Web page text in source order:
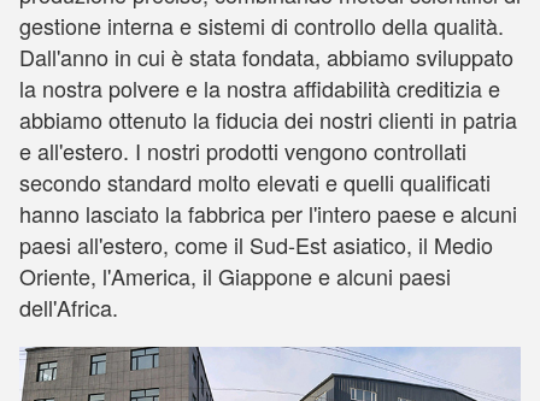
gestione interna e sistemi di controllo della qualità.
Dall'anno in cui è stata fondata, abbiamo sviluppato
la nostra polvere e la nostra affidabilità creditizia e
abbiamo ottenuto la fiducia dei nostri clienti in patria
e all'estero. I nostri prodotti vengono controllati
secondo standard molto elevati e quelli qualificati
hanno lasciato la fabbrica per l'intero paese e alcuni
paesi all'estero, come il Sud-Est asiatico, il Medio
Oriente, l'America, il Giappone e alcuni paesi
dell'Africa.